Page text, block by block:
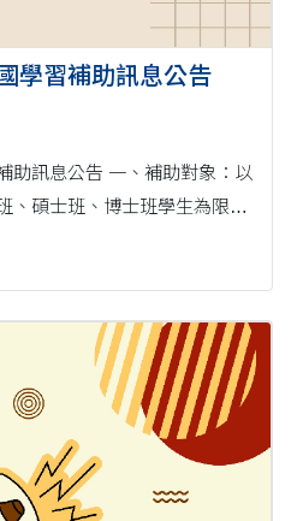
學習補助訊息公告
、補助對象：以
、碩士班、博士班學生為限。